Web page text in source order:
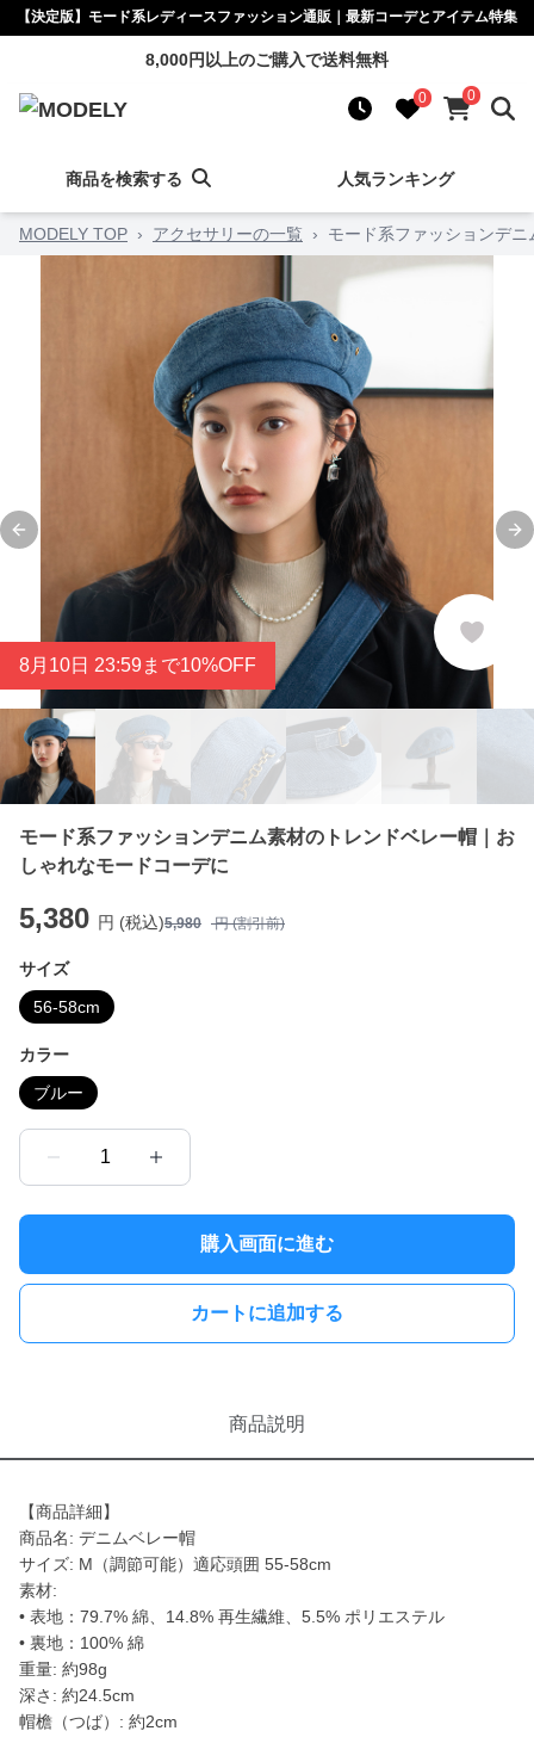
【決定版】モード系レディースファッション通販｜最新コーデとアイテム特集
8,000円以上のご購入で送料無料
0 0
商品を検索する 人気ランキング
MODELY TOP › アクセサリーの一覧 › モード系ファッションデ
Previous slide
8月 10日 23:59まで10%OFF
モード系ファッションデニム素材のトレンドベレー帽｜お
しゃれなモードコーデに
5,380 円 (税込)5,980 円 (割引前)
サイズ
56-58cm
カラー
ブルー
1
購入画面に進む
カートに追加する
商品説明
【商品詳細】
商品名: デニムベレー帽
サイズ: M（調節可能）適応頭囲 55-58cm
素材:
• 表地：79.7% 綿、14.8% 再生繊維、5.5% ポリエステル
• 裏地：100% 綿
重量: 約98g
深さ: 約24.5cm
帽檐（つば）: 約2cm